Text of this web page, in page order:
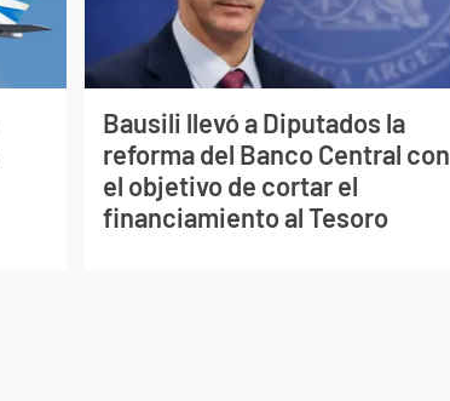
Bausili llevó a Diputados la
reforma del Banco Central con
el objetivo de cortar el
financiamiento al Tesoro